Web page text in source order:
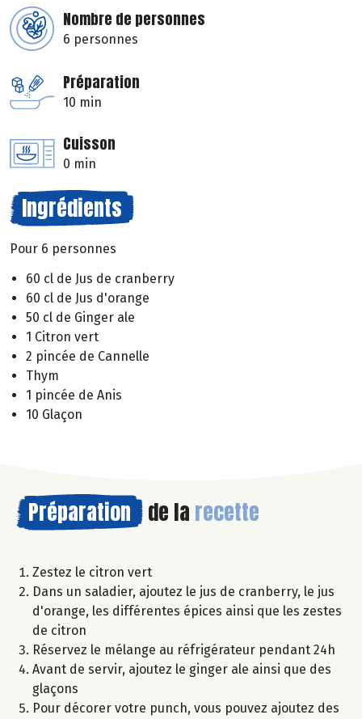
Nombre de personnes
6 personnes
Préparation
10 min
Cuisson
0 min
Ingrédients
Pour 6 personnes
60 cl de Jus de cranberry
60 cl de Jus d'orange
50 cl de Ginger ale
1 Citron vert
2 pincée de Cannelle
Thym
1 pincée de Anis
10 Glaçon
Préparation de la recette
Zestez le citron vert
Dans un saladier, ajoutez le jus de cranberry, le jus
d'orange, les différentes épices ainsi que les zestes
de citron
Réservez le mélange au réfrigérateur pendant 24h
Avant de servir, ajoutez le ginger ale ainsi que des
glaçons
Pour décorer votre punch, vous pouvez ajoutez des